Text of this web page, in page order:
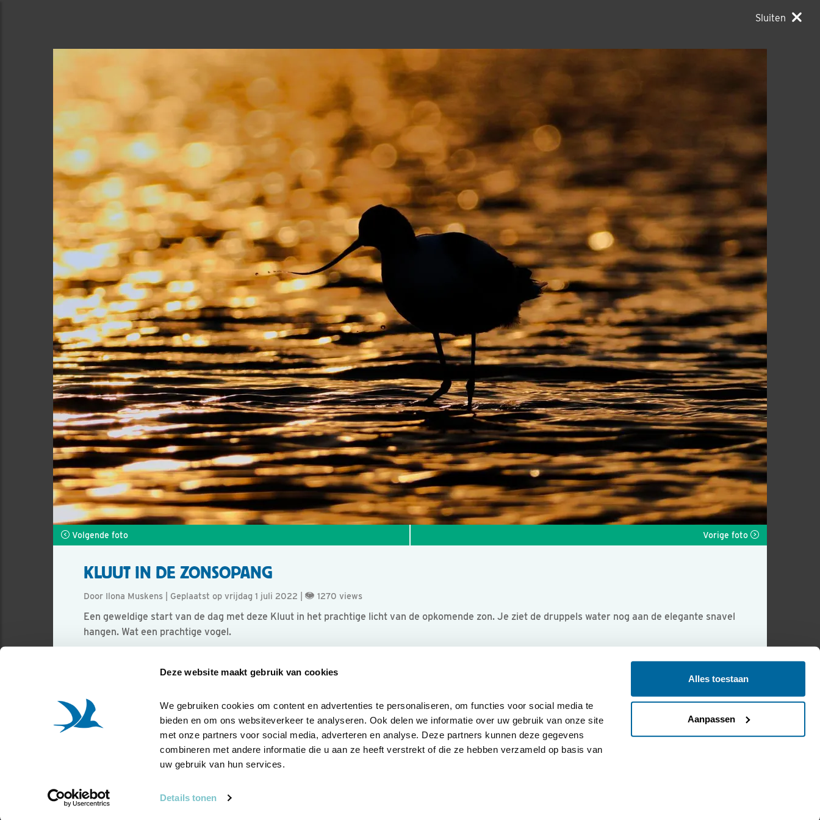
Deze website maakt gebruik van cookies
We gebruiken cookies om content en advertenties te personaliseren, om functies voor social media te
bieden en om ons websiteverkeer te analyseren. Ook delen we informatie over uw gebruik van onze site
met onze partners voor social media, adverteren en analyse. Deze partners kunnen deze gegevens
combineren met andere informatie die u aan ze heeft verstrekt of die ze hebben verzameld op basis van
uw gebruik van hun services.
Details tonen
Alles toestaan
Aanpassen
Sluiten
Volgende foto Vorige foto
KLUUT IN DE ZONSOPANG
Door Ilona Muskens | Geplaatst op vrijdag 1 juli 2022 | 1270 views
Een geweldige start van de dag met deze Kluut in het prachtige licht van de opkomende zon. Je ziet de druppels water nog aan de elegante snavel
hangen. Wat een prachtige vogel.